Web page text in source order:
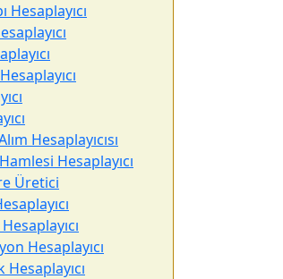
Hesaplayıcı
Hesaplayıcısı
Hesaplayıcı
Üretici
Hesaplayıcı